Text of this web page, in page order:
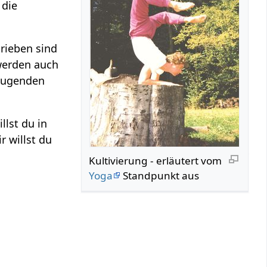
Kultivierung‏‎ - erläutert vom
Yoga
Standpunkt aus
sind
auch
du in
willst du